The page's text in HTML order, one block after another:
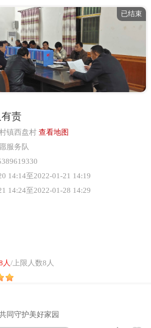
已结束
责
镇西盘村 查看地图
服务队
14:14至2022-01-21 14:19
14:24至2022-01-28 14:29
人/上限人数8人
同守护美好家园